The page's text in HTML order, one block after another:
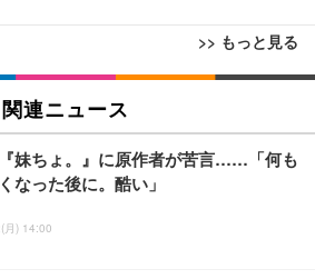
>> もっと見る
オフィスチェア 椅子 テレワーク 疲れな
げ式アームレスト コンパクト 約105度ロッ
事務椅子 360度回転 座面昇降 強化ナイロ
ース 通気性メッシュ 在宅ワーク H-WY01
+黒足)
オフィスチェア／デスクチェア メッシ
ネス向けプレミアムモニター | FlexScan
WT | 31.5型4K UHD・USB Type-C・ホワ
ネス向けプレミアムモニター | FlexScan
WT | 27.0型4K UHD・USB Type-C・ホワ
ベーシック ペットシーツ 薄型 レギュラー 1
て 無香料 ホワイト 300枚
ーシック ペットシーツ 厚型 ワイド 42枚
関連ニュース
妹ちょ。』に原作者が苦言……「何も
なった後に。酷い」
月) 14:00